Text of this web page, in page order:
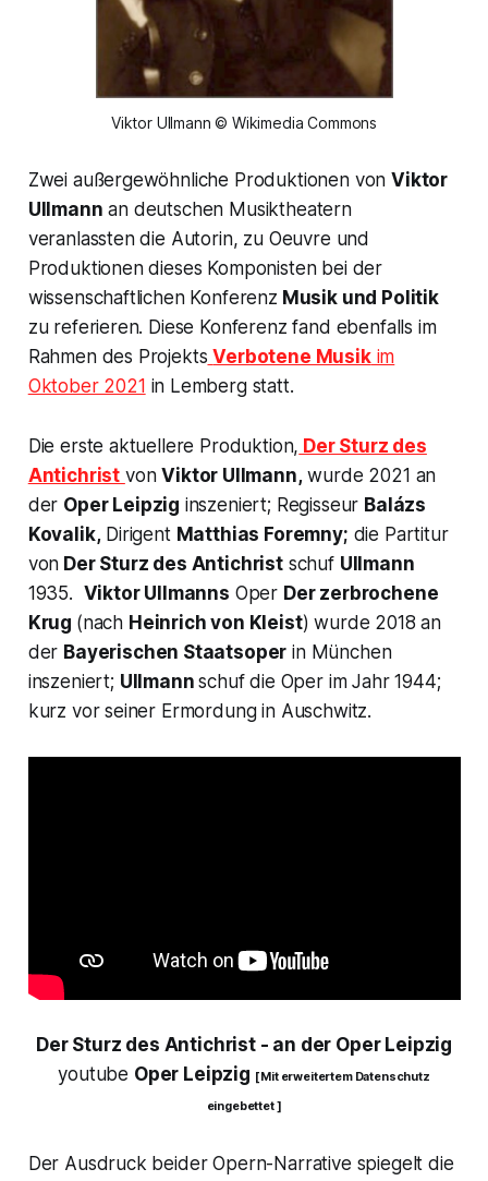
Viktor Ullmann © Wikimedia Commons
Zwei außergewöhnliche Produktionen vonViktor
Ullmann an deutschen Musiktheatern
veranlassten die Autorin, zu Oeuvre und
Produktionen dieses Komponisten bei der
wissenschaftlichen Konferenz Musik und Politik
zu referieren. Diese Konferenz fand ebenfalls im
Rahmen des Projekts Verbotene Musikim
Oktober 2021 in Lemberg statt.
Die erste aktuellere Produktion, Der Sturz des
Antichrist vonViktor Ullmann,wurde 2021 an
der Oper Leipzig inszeniert; Regisseur Balázs
Kovalik,Dirigent Matthias Foremny; die Partitur
von Der Sturz des Antichristschuf Ullmann
1935. Viktor Ullmanns Oper Der zerbrochene
Krug (nach Heinrich von Kleist) wurde 2018 an
der Bayerischen Staatsoper in München
inszeniert; Ullmannschuf die Oper im Jahr 1944;
kurz vor seiner Ermordung in Auschwitz.
Der Sturz des Antichrist - an der Oper Leipzig
youtube Oper Leipzig [ Mit erweitertem Datenschutz
eingebettet ]
Der Ausdruck beider Opern-Narrative spiegelt die